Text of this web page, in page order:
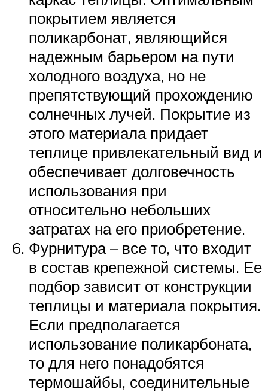
покрытием является
поликарбонат, являющийся
надежным барьером на пути
холодного воздуха, но не
препятствующий прохождению
солнечных лучей. Покрытие из
этого материала придает
теплице привлекательный вид и
обеспечивает долговечность
использования при
относительно небольших
затратах на его приобретение.
Фурнитура – все то, что входит
в состав крепежной системы. Ее
подбор зависит от конструкции
теплицы и материала покрытия.
Если предполагается
использование поликарбоната,
то для него понадобятся
термошайбы, соединительные